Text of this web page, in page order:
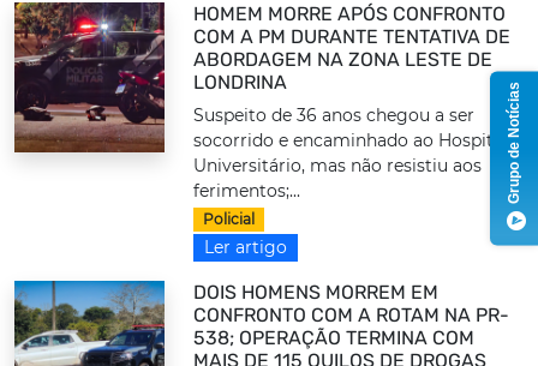
HOMEM MORRE APÓS CONFRONTO
COM A PM DURANTE TENTATIVA DE
ABORDAGEM NA ZONA LESTE DE
LONDRINA
Suspeito de 36 anos chegou a ser
socorrido e encaminhado ao Hospital
Universitário, mas não resistiu aos
ferimentos;...
Policial
Ler artigo
DOIS HOMENS MORREM EM
CONFRONTO COM A ROTAM NA PR-
538; OPERAÇÃO TERMINA COM
MAIS DE 115 QUILOS DE DROGAS
Grupo de Notícias